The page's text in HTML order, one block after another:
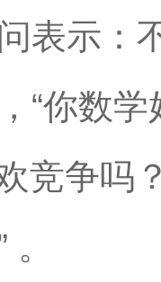
表示：
“你数学
竞争吗